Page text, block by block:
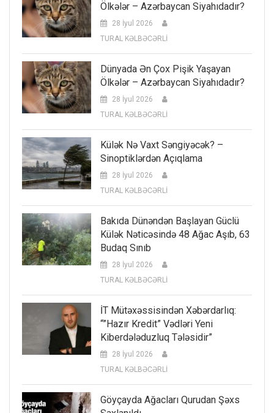
Ölkələr – Azərbaycan Siyahıdadır?
28 İyul 2026
TURAL KƏLBƏCƏRLİ
Dünyada Ən Çox Pişik Yaşayan
Ölkələr – Azərbaycan Siyahıdadır?
28 İyul 2026
TURAL KƏLBƏCƏRLİ
Külək Nə Vaxt Səngiyəcək? –
Sinoptiklərdən Açıqlama
28 İyul 2026
TURAL KƏLBƏCƏRLİ
Bakıda Dünəndən Başlayan Güclü
Külək Nəticəsində 48 Ağac Aşıb, 63
Budaq Sınıb
28 İyul 2026
TURAL KƏLBƏCƏRLİ
İT Mütəxəssisindən Xəbərdarlıq:
“”Hazır Kredit” Vədləri Yeni
Kiberdələduzluq Tələsidir”
28 İyul 2026
TURAL KƏLBƏCƏRLİ
Göyçayda Ağacları Qurudan Şəxs